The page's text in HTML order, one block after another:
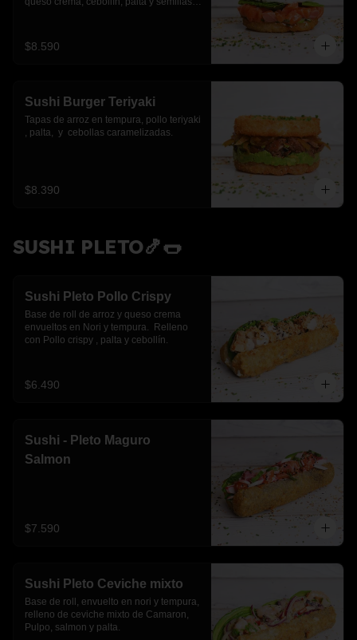
$8.590
Sushi Burger Teriyaki
Tapas de arroz en tempura, pollo teriyaki
, palta,  y  cebollas caramelizadas.
$8.390
SUSHI PLETO🍤🌭
Sushi Pleto Pollo Crispy
Base de roll de arroz y queso crema
envueltos en Nori y tempura.  Relleno
con Pollo crispy , palta y cebollín.
$6.490
Sushi - Pleto Maguro
Salmon
$7.590
Sushi Pleto Ceviche mixto
Base de roll, envuelto en nori y tempura,
relleno de ceviche mixto de Camaron,
Pulpo, salmon y palta.